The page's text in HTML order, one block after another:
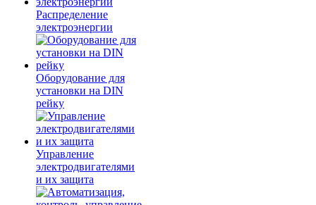
Распределение
электроэнергии
Оборудование для
установки на DIN
рейку
Управление
электродвигателями
и их защита